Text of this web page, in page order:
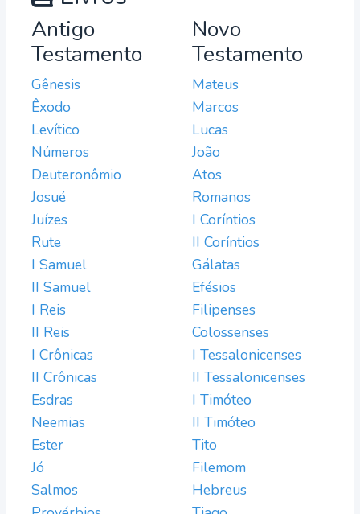
Antigo
Testamento
Gênesis
Êxodo
Levítico
Números
Deuteronômio
Josué
Juízes
Rute
I Samuel
II Samuel
I Reis
II Reis
I Crônicas
II Crônicas
Esdras
Neemias
Ester
Jó
Salmos
Novo
Testamento
Mateus
Marcos
Lucas
João
Atos
Romanos
I Coríntios
II Coríntios
Gálatas
Efésios
Filipenses
Colossenses
I Tessalonicenses
II Tessalonicenses
I Timóteo
II Timóteo
Tito
Filemom
Hebreus